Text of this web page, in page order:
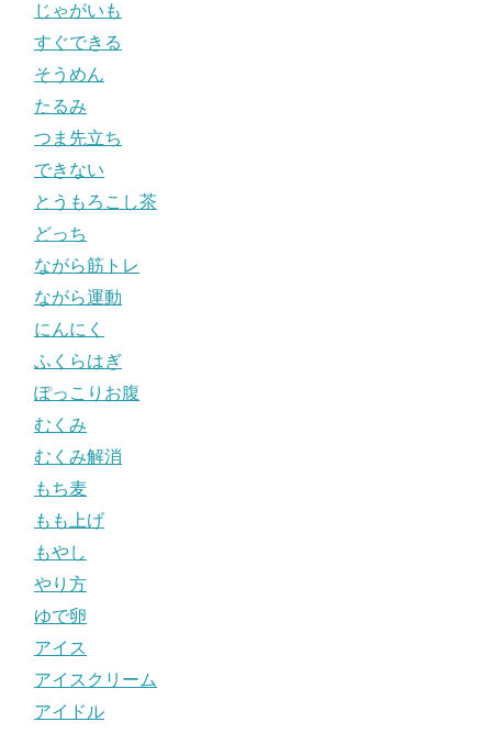
じゃがいも
すぐできる
そうめん
たるみ
つま先立ち
できない
とうもろこし茶
どっち
ながら筋トレ
ながら運動
にんにく
ふくらはぎ
ぽっこりお腹
むくみ
むくみ解消
もち麦
もも上げ
もやし
やり方
ゆで卵
アイス
アイスクリーム
アイドル